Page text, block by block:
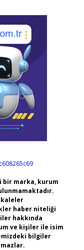
bir marka, kurum
haber niteliği
hakkında
ve kişiler ile isim
bilgiler